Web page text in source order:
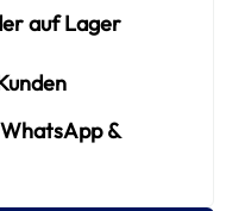
auf Lager
&